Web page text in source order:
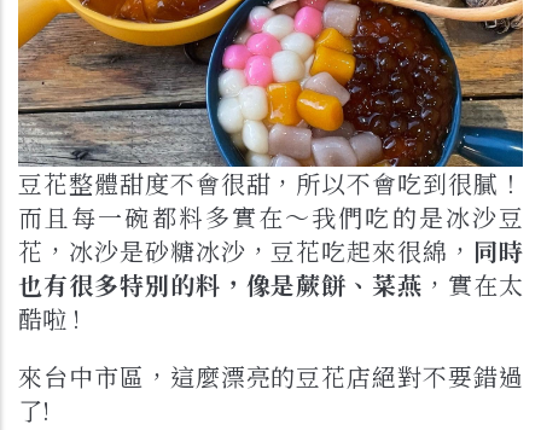
豆花整體甜度不會很甜，所以不會吃到很膩！
而且每一碗都料多實在～我們吃的是冰沙豆
花，冰沙是砂糖冰沙，豆花吃起來很綿， 同時
也有很多特別的料，像是蕨餅、菜燕 ，實在太
酷啦 !
來台中市區，這麼漂亮的豆花店絕對不要錯過
了!